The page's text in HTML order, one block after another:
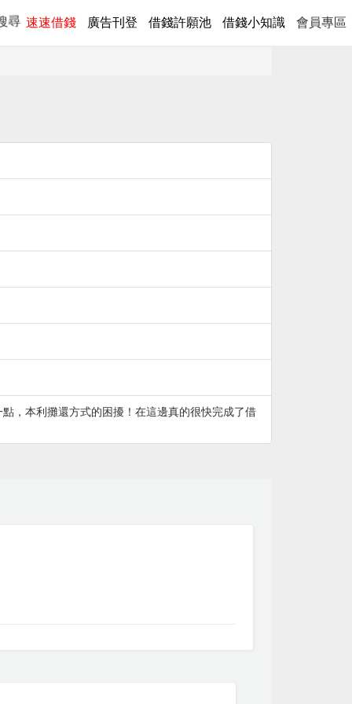
尋 速速借錢 廣告刊登 借錢許願池 借錢小知識 會員專區
，本利攤還方式的困擾！在這邊真的很快完成了借